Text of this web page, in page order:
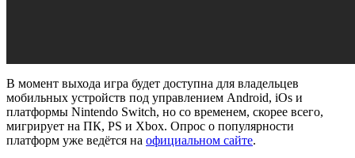
В момент выхода игра будет доступна для владельцев
мобильных устройств под управлением Android, iOs и
платформы Nintendo Switch, но со временем, скорее всего,
мигрирует на ПК, PS и Xbox. Опрос о популярности
платформ уже ведётся на официальном сайте.